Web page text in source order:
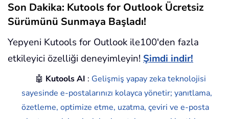
Son Dakika: Kutools for Outlook Ücretsiz
Sürümünü Sunmaya Başladı!
Yepyeni Kutools for Outlook ile100'den fazla
etkileyici özelliği deneyimleyin! Şimdi indir!
🤖 Kutools AI : Gelişmiş yapay zeka teknolojisi
sayesinde e-postalarınızı kolayca yönetir; yanıtlama,
özetleme, optimize etme, uzatma, çeviri ve e-posta